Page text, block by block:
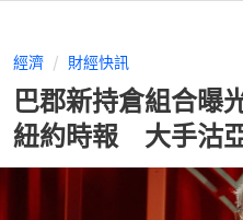
經濟 財經快訊
巴郡新持倉組合
紐約時報 大手沽